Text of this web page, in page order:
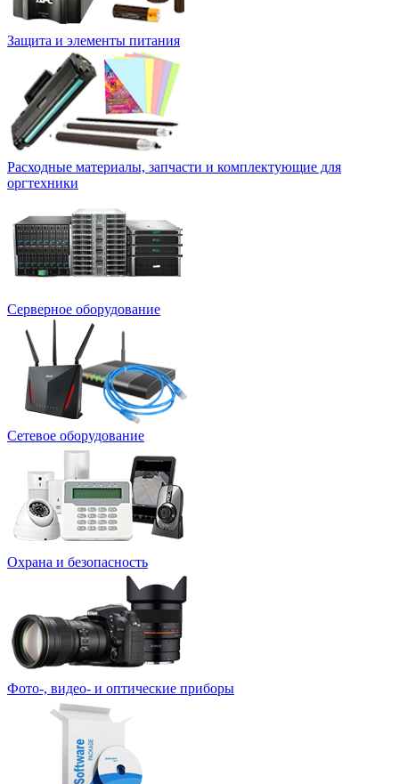
Защита и элементы питания
Расходные материалы, запчасти и комплектующие для
оргтехники
Серверное оборудование
Сетевое оборудование
Охрана и безопасность
Фото-, видео- и оптические приборы